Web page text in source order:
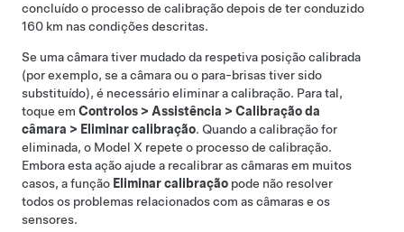
concluído o processo de calibração depois de ter conduzido
160 km nas condições descritas.
Se uma câmara tiver mudado da respetiva posição calibrada
(por exemplo, se a câmara ou o para-brisas tiver sido
substituído), é necessário eliminar a calibração. Para tal,
toque em Controlos > Assistência > Calibração da
câmara > Eliminar calibração. Quando a calibração for
eliminada, o Model X repete o processo de calibração.
Embora esta ação ajude a recalibrar as câmaras em muitos
casos, a função Eliminar calibração pode não resolver
todos os problemas relacionados com as câmaras e os
sensores.